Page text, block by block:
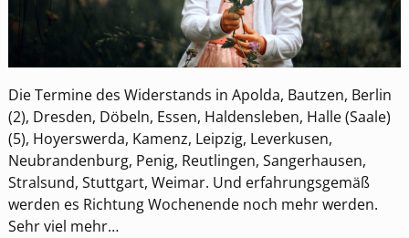
Die Termine des Widerstands in Apolda, Bautzen, Berlin
(2), Dresden, Döbeln, Essen, Haldensleben, Halle (Saale)
(5), Hoyerswerda, Kamenz, Leipzig, Leverkusen,
Neubrandenburg, Penig, Reutlingen, Sangerhausen,
Stralsund, Stuttgart, Weimar. Und erfahrungsgemäß
werden es Richtung Wochenende noch mehr werden.
Sehr viel mehr…